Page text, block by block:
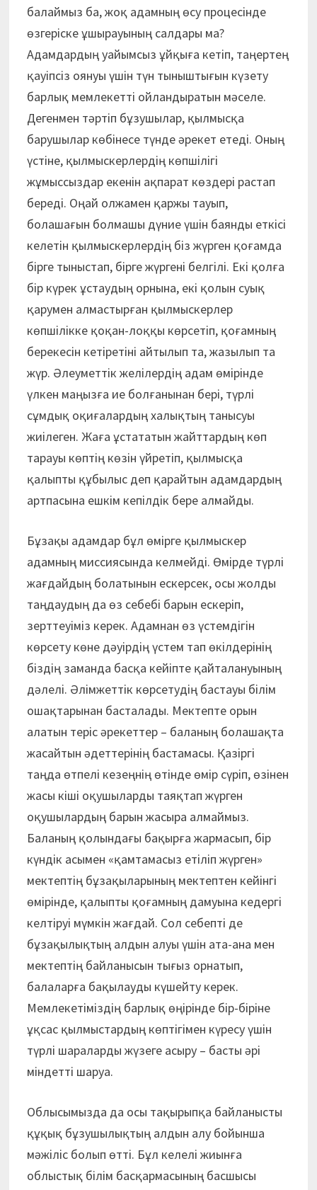
балаймыз ба, жоқ адамның өсу процесінде
өзгеріске ұшырауының салдары ма?
Адамдардың уайымсыз ұйқыға кетіп, таңертең
қауіпсіз оянуы үшін түн тыныштығын күзету
барлық мемлекетті ойландыратын мәселе.
Дегенмен тәртіп бұзушылар, қылмысқа
барушылар көбінесе түнде әрекет етеді. Оның
үстіне, қылмыскерлердің көпшілігі
жұмыссыздар екенін ақпарат көздері растап
береді. Оңай олжамен қаржы тауып,
болашағын болмашы дүние үшін баянды еткісі
келетін қылмыскерлердің біз жүрген қоғамда
бірге тыныстап, бірге жүргені белгілі. Екі қолға
бір күрек ұстаудың орнына, екі қолын суық
қарумен алмастырған қылмыскерлер
көпшілікке қоқан-лоққы көрсетіп, қоғамның
берекесін кетіретіні айтылып та, жазылып та
жүр. Әлеуметтік желілердің адам өмірінде
үлкен маңызға ие болғанынан бері, түрлі
сұмдық оқиғалардың халықтың танысуы
жиілеген. Жаға ұстататын жайттардың көп
тарауы көптің көзін үйретіп, қылмысқа
қалыпты құбылыс деп қарайтын адамдардың
артпасына ешкім кепілдік бере алмайды.
Бұзақы адамдар бұл өмірге қылмыскер
адамның миссиясында келмейді. Өмірде түрлі
жағдайдың болатынын ескерсек, осы жолды
таңдаудың да өз себебі барын ескеріп,
зерттеуіміз керек. Адамнан өз үстемдігін
көрсету көне дәуірдің үстем тап өкілдерінің
біздің заманда басқа кейіпте қайталануының
дәлелі. Әлімжеттік көрсетудің бастауы білім
ошақтарынан басталады. Мектепте орын
алатын теріс әрекеттер – баланың болашақта
жасайтын әдеттерінің бастамасы. Қазіргі
таңда өтпелі кезеңнің өтінде өмір сүріп, өзінен
жасы кіші оқушыларды таяқтап жүрген
оқушылардың барын жасыра алмаймыз.
Баланың қолындағы бақырға жармасып, бір
күндік асымен «қамтамасыз етіліп жүрген»
мектептің бұзақыларының мектептен кейінгі
өмірінде, қалыпты қоғамның дамуына кедергі
келтіруі мүмкін жағдай. Сол себепті де
бұзақылықтың алдын алуы үшін ата-ана мен
мектептің байланысын тығыз орнатып,
балаларға бақылауды күшейту керек.
Мемлекетіміздің барлық өңірінде бір-біріне
ұқсас қылмыстардың көптігімен күресу үшін
түрлі шараларды жүзеге асыру – басты әрі
міндетті шаруа.
Облысымызда да осы тақырыпқа байланысты
құқық бұзушылықтың алдын алу бойынша
мәжіліс болып өтті. Бұл келелі жиынға
облыстық білім басқармасының басшысы